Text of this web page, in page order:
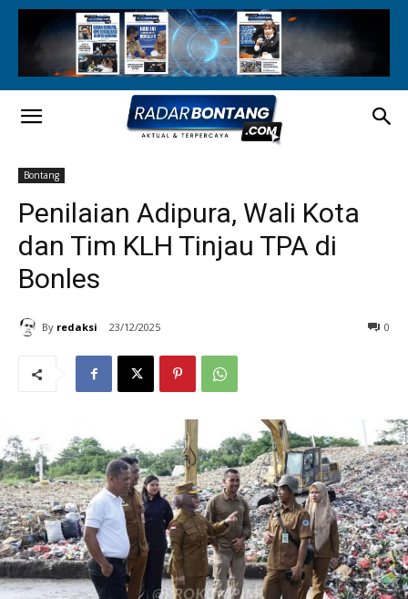
Bontang
Penilaian Adipura, Wali Kota
dan Tim KLH Tinjau TPA di
Bonles
By redaksi 23/12/2025 0